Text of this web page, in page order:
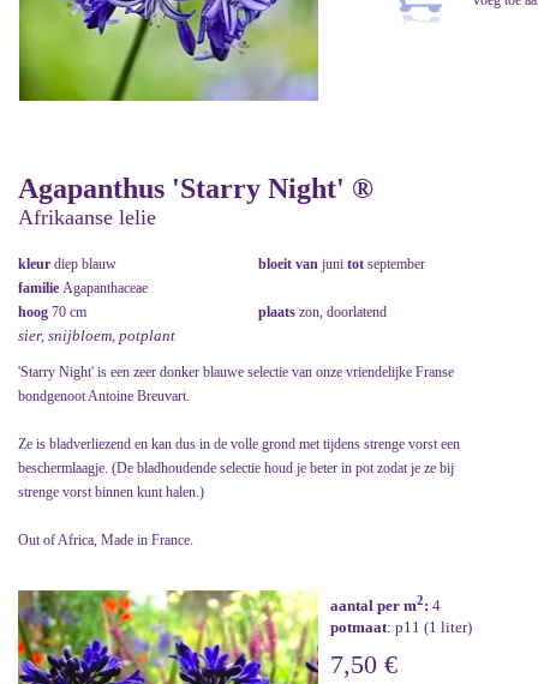
Agapanthus 'Starry Night' ®
Afrikaanse lelie
kleur diep blauw bloeit van juni tot september
familie Agapanthaceae
hoog 70 cm plaats zon, doorlatend
sier, snijbloem, potplant
'Starry Night' is een zeer donker blauwe selectie van onze vriendelijke Franse
bondgenoot Antoine Breuvart.
Ze is bladverliezend en kan dus in de volle grond met tijdens strenge vorst een
beschermlaagje. (De bladhoudende selectie houd je beter in pot zodat je ze bij
strenge vorst binnen kunt halen.)
Out of Africa, Made in France.
aantal per m2: 4
potmaat: p11 (1 liter)
7,50 €